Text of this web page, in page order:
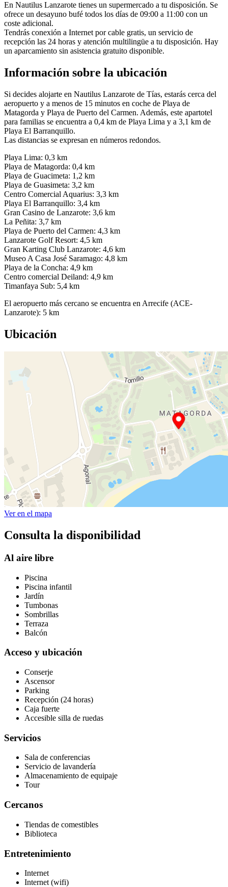
En Nautilus Lanzarote tienes un supermercado a tu disposición. Se
ofrece un desayuno bufé todos los días de 09:00 a 11:00 con un
coste adicional.
Tendrás conexión a Internet por cable gratis, un servicio de
recepción las 24 horas y atención multilingüe a tu disposición. Hay
un aparcamiento sin asistencia gratuito disponible.
Información sobre la ubicación
Si decides alojarte en Nautilus Lanzarote de Tías, estarás cerca del
aeropuerto y a menos de 15 minutos en coche de Playa de
Matagorda y Playa de Puerto del Carmen. Además, este apartotel
para familias se encuentra a 0,4 km de Playa Lima y a 3,1 km de
Playa El Barranquillo.
Las distancias se expresan en números redondos.
Playa Lima: 0,3 km
Playa de Matagorda: 0,4 km
Playa de Guacimeta: 1,2 km
Playa de Guasimeta: 3,2 km
Centro Comercial Aquarius: 3,3 km
Playa El Barranquillo: 3,4 km
Gran Casino de Lanzarote: 3,6 km
La Peñita: 3,7 km
Playa de Puerto del Carmen: 4,3 km
Lanzarote Golf Resort: 4,5 km
Gran Karting Club Lanzarote: 4,6 km
Museo A Casa José Saramago: 4,8 km
Playa de la Concha: 4,9 km
Centro comercial Deiland: 4,9 km
Timanfaya Sub: 5,4 km
El aeropuerto más cercano se encuentra en Arrecife (ACE-
Lanzarote): 5 km
Ubicación
Ver en el mapa
Consulta la disponibilidad
Al aire libre
Piscina
Piscina infantil
Jardín
Tumbonas
Sombrillas
Terraza
Balcón
Acceso y ubicación
Conserje
Ascensor
Parking
Recepción (24 horas)
Caja fuerte
Accesible silla de ruedas
Servicios
Sala de conferencias
Servicio de lavandería
Almacenamiento de equipaje
Tour
Cercanos
Tiendas de comestibles
Biblioteca
Entretenimiento
Internet
Internet (wifi)